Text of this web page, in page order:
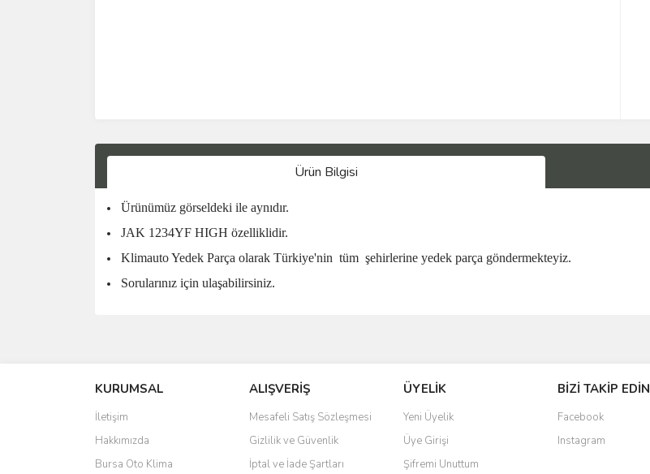
Ürün Bilgisi
Ürünümüz görseldeki ile aynıdır.
JAK 1234YF HIGH özelliklidir.
Klimauto Yedek Parça olarak Türkiye'nin tüm şehirlerine yedek parça göndermekteyiz.
Sorularınız için ulaşabilirsiniz.
Yorum Yaz
KURUMSAL
İletişim
Hakkımızda
Bursa Oto Klima
ALIŞVERİŞ
Mesafeli Satış Sözleşmesi
Gizlilik ve Güvenlik
İptal ve İade Şartları
ÜYELİK
Yeni Üyelik
Üye Girişi
Şifremi Unuttum
BİZİ TAKİP EDİN
Facebook
Instagram